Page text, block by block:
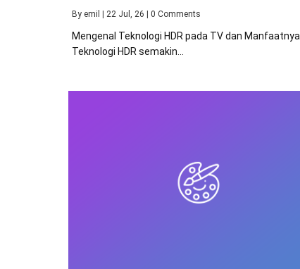
By emil 22 Jul, 26 0 Comments
Mengenal Teknologi HDR pada TV dan Manfaatnya
Teknologi HDR semakin…